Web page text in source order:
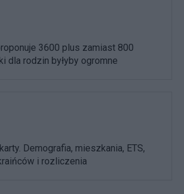
3600 plus zamiast 800
dla rodzin byłyby ogromne
Demografia, mieszkania, ETS,
i rozliczenia